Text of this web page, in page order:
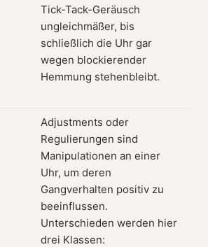
Tick-Tack-Geräusch
ungleichmäßer, bis
schließlich die Uhr gar
wegen blockierender
Hemmung stehenbleibt.
Adjustments oder
Regulierungen sind
Manipulationen an einer
Uhr, um deren
Gangverhalten positiv zu
beeinflussen.
Unterschieden werden hier
drei Klassen: